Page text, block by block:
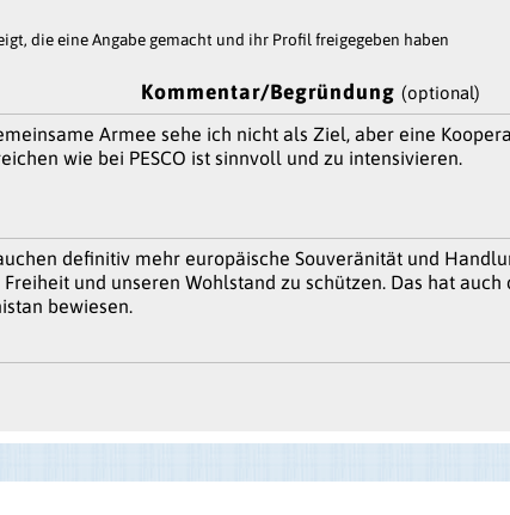
die eine Angabe gemacht und ihr Profil freigegeben haben
Kommentar/Begründung (optional)
Armee sehe ich nicht als Ziel, aber eine
wie bei PESCO ist sinnvoll und zu intensivieren.
definitiv mehr europäische Souveränität und
Freiheit und unseren Wohlstand zu schützen. Das hat auch
bewiesen.